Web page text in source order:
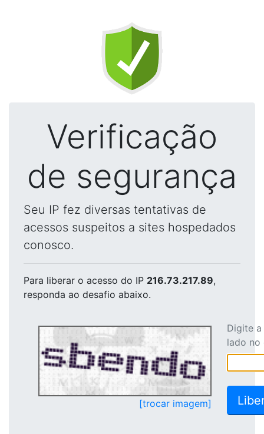
Verificação
de segurança
Seu IP fez diversas tentativas de
acessos suspeitos a sites hospedados
conosco.
Para liberar o acesso do IP 216.73.217.89,
responda ao desafio abaixo.
[trocar imagem]
Digite
lado no